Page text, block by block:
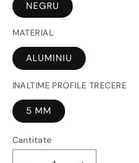
NEGRU
MATERIAL
ALUMINIU
INALTIME PROFILE TRECERE
5 MM
Cantitate